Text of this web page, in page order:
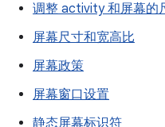
调整 activity 和屏幕的
屏幕尺寸和宽高比
屏幕政策
屏幕窗口设置
静态屏幕标识符